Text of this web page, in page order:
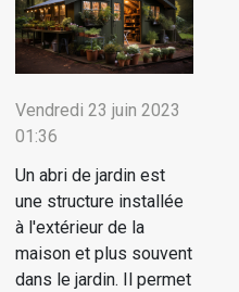
Vendredi 23 juin 2023
01:36
Un abri de jardin est
une structure installée
à l'extérieur de la
maison et plus souvent
dans le jardin. Il permet